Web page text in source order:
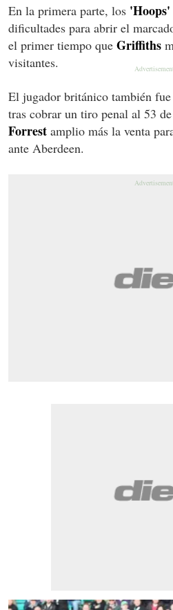
En la primera parte, los 'Hoops'
dificultades para abrir el
el primer tiempo que Griffiths
visitantes.
El jugador británico también
tras cobrar un tiro penal al 53
Forrest amplio más la venta
ante Aberdeen.